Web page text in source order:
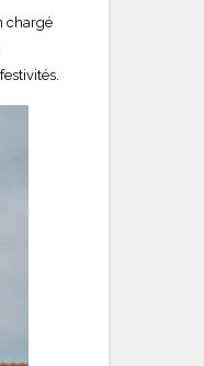
chargé